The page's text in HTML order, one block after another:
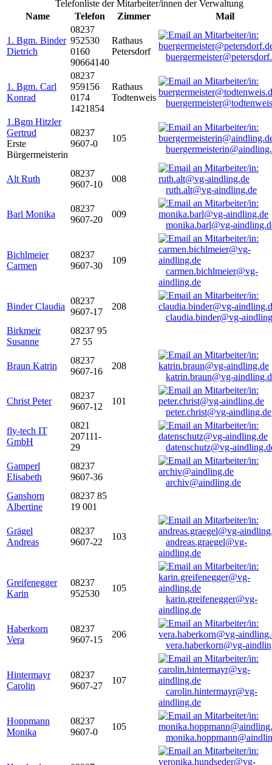
Telefonliste der Mitarbeiter/innen der Verwaltung
Name
Telefon Zimmer Mail
1. Bgm. Binder
Dietrich
08237
952530
0160
90664140
Rathaus
Petersdorf
1. Bgm. Carl
Konrad
08237
959156
0174
1421854
Rathaus
Todtenweis
1.Bgm Hitzler
Gertrud
Erste
Bürgermeisterin
08237
9607-0
105
Alt Ruth
08237
9607-10
008
ruth.alt@vg-aindling.de
Barl Monika
08237
9607-20
009
monika.barl@vg-
Bichlmeier
Carmen
08237
9607-30
109
carmen.bichlmeier@vg-
aindling.de
Binder Claudia
08237
9607-17
208
claudia.binder@vg-
Birkmeir
Susanne
08237 95
27 55
Braun Katrin
08237
9607-16
208
katrin.braun@vg-
Christ Peter
08237
9607-12
101
peter.christ@vg-aindling.de
fly-tech IT
GmbH
0821
207111-
29
datenschutz@vg-
Gamperl
Elisabeth
08237
9607-36
archiv@aindling.de
Ganshorn
Albertine
08237 85
19 001
Grägel
Andreas
08237
9607-22
103
andreas.graegel@vg-
aindling.de
Greifenegger
Karin
08237
952530
105
karin.greifenegger@vg-
aindling.de
Haberkorn
Vera
08237
9607-15
206
vera.haberkorn@vg-
Hintermayr
Carolin
08237
9607-27
107
carolin.hintermayr@vg-
aindling.de
Hoppmann
Monika
08237
9607-0
105